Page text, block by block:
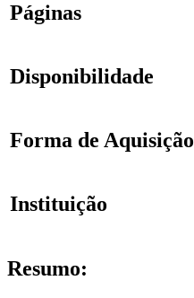
Páginas
Disponibilidade
Forma de Aquisição
Instituição
Resumo: